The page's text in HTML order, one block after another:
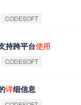
CODESOFT
持跨平台使用
CODESOFT
详细信息